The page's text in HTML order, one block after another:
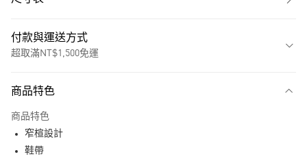
付款與運送方式
超取滿NT$1,500免運
LINE Pay
商品特色
商品特色
窄楦設計
鞋帶